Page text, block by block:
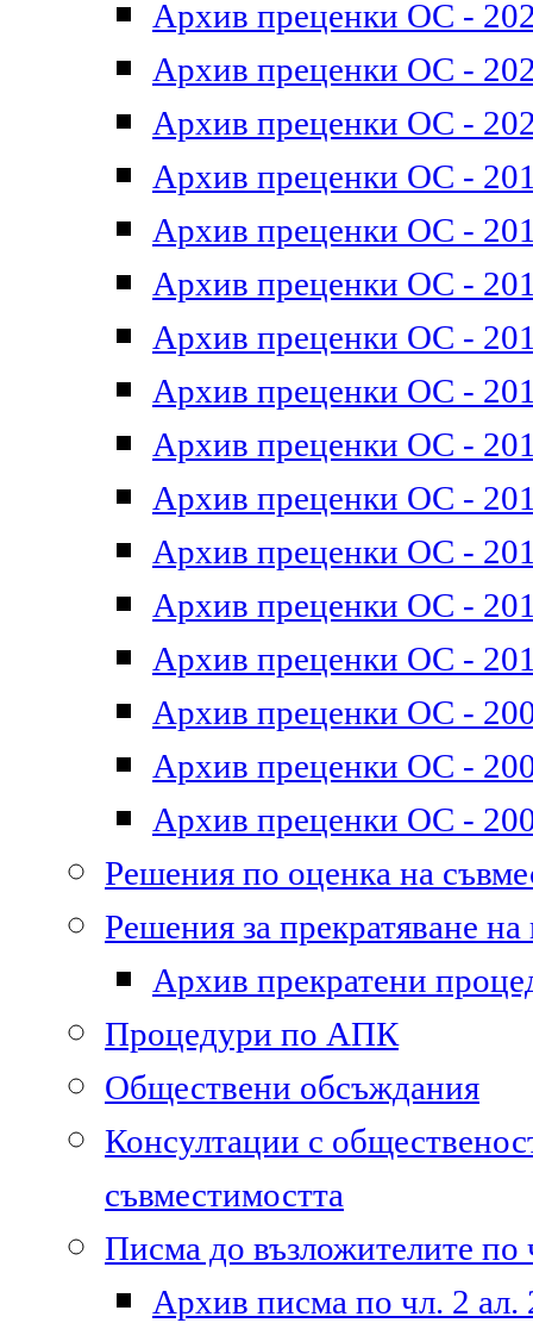
Архив преценки ОС -
Архив преценки ОС -
Архив преценки ОС -
Архив преценки ОС -
Архив преценки ОС -
Архив преценки ОС -
Архив преценки ОС -
Архив преценки ОС -
Архив преценки ОС -
Архив преценки ОС -
Архив преценки ОС -
Архив преценки ОС -
Архив преценки ОС -
Архив преценки ОС -
Архив преценки ОС -
Архив преценки ОС -
Решения по оценка на
Решения за прекратяване
Архив прекратени
Процедури по АПК
Обществени обсъждания
Консултации с
съвместимостта
Писма до възложителите по
Архив писма по чл. 2 ал.